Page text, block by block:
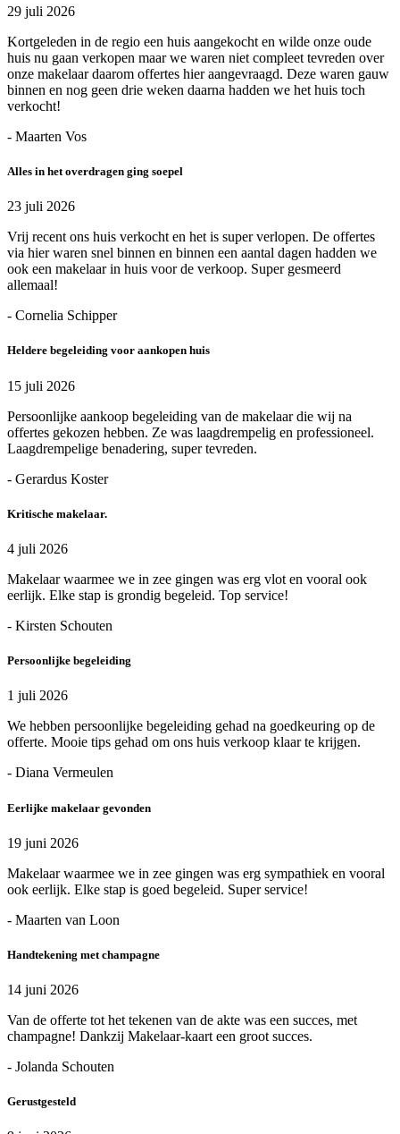
29 juli 2026
Kortgeleden in de regio een huis aangekocht en wilde onze oude
huis nu gaan verkopen maar we waren niet compleet tevreden over
onze makelaar daarom offertes hier aangevraagd. Deze waren gauw
binnen en nog geen drie weken daarna hadden we het huis toch
verkocht!
- Maarten Vos
Alles in het overdragen ging soepel
23 juli 2026
Vrij recent ons huis verkocht en het is super verlopen. De offertes
via hier waren snel binnen en binnen een aantal dagen hadden we
ook een makelaar in huis voor de verkoop. Super gesmeerd
allemaal!
- Cornelia Schipper
Heldere begeleiding voor aankopen huis
15 juli 2026
Persoonlijke aankoop begeleiding van de makelaar die wij na
offertes gekozen hebben. Ze was laagdrempelig en professioneel.
Laagdrempelige benadering, super tevreden.
- Gerardus Koster
Kritische makelaar.
4 juli 2026
Makelaar waarmee we in zee gingen was erg vlot en vooral ook
eerlijk. Elke stap is grondig begeleid. Top service!
- Kirsten Schouten
Persoonlijke begeleiding
1 juli 2026
We hebben persoonlijke begeleiding gehad na goedkeuring op de
offerte. Mooie tips gehad om ons huis verkoop klaar te krijgen.
- Diana Vermeulen
Eerlijke makelaar gevonden
19 juni 2026
Makelaar waarmee we in zee gingen was erg sympathiek en vooral
ook eerlijk. Elke stap is goed begeleid. Super service!
- Maarten van Loon
Handtekening met champagne
14 juni 2026
Van de offerte tot het tekenen van de akte was een succes, met
champagne! Dankzij Makelaar-kaart een groot succes.
- Jolanda Schouten
Gerustgesteld